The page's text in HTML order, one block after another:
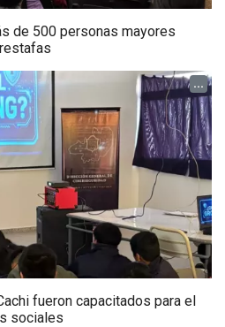
de 500 personas mayores
...
fueron capacitados para el
sociales